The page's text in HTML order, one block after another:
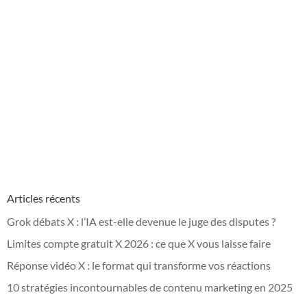
Articles récents
Grok débats X : l’IA est-elle devenue le juge des disputes ?
Limites compte gratuit X 2026 : ce que X vous laisse faire
Réponse vidéo X : le format qui transforme vos réactions
10 stratégies incontournables de contenu marketing en 2025